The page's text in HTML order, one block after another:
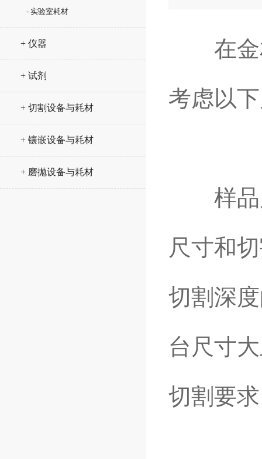
- 实验室耗材
+ 仪器
+ 试剂
+ 切割设备与耗材
+ 镶嵌设备与耗材
+ 磨抛设备与耗材
在金相
考虑以
样品尺
尺寸和
切割深
台尺寸
切割要